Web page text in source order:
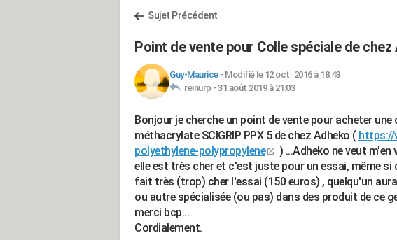
Sujet Précédent
Point de vente pour Colle spéciale de chez
Guy-Maurice- Modifié le 12 oct. 2016 à 18:48
reinurp - 31 août 2019 à 21:03
Bonjour je cherche un point de vente pour acheter une
méthacrylate SCIGRIP PPX 5 de chez Adheko ( https://
polyethylene-polypropylene
) ...Adheko ne veut
elle est très cher et c'est juste pour un essai, même
fait très (trop) cher l'essai (150 euros) , quelqu'un
ou autre spécialisée (ou pas) dans des produit de ce
merci bcp...
Cordialement.